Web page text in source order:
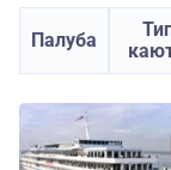
Палуба